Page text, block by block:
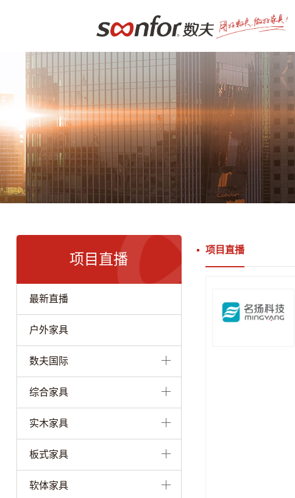
项目直播
最新直播
户外家具
数夫国际
综合家具
实木家具
板式家具
软体家具
项目直播